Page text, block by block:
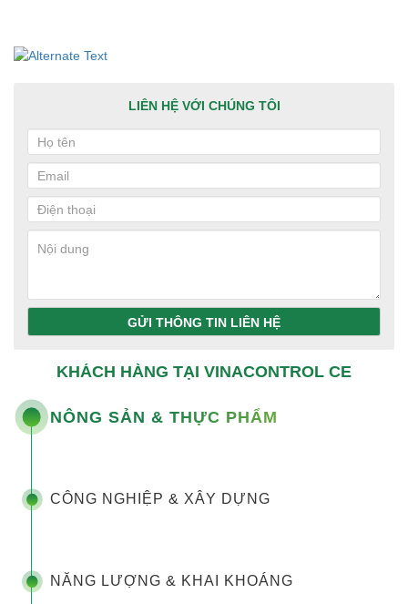
LIÊN HỆ VỚI CHÚNG TÔI
GỬI THÔNG TIN LIÊN HỆ
KHÁCH HÀNG TẠI VINACONTROL CE
NÔNG SẢN & THỰC PHẨM
CÔNG NGHIỆP & XÂY DỰNG
NĂNG LƯỢNG & KHAI KHOÁNG